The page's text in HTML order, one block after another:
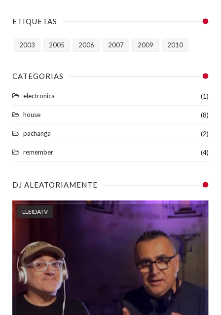
ETIQUETAS
2003 2005 2006 2007 2009 2010
CATEGORIAS
electronica (1)
house (8)
pachanga (2)
remember (4)
DJ ALEATORIAMENTE
LLEIDATV